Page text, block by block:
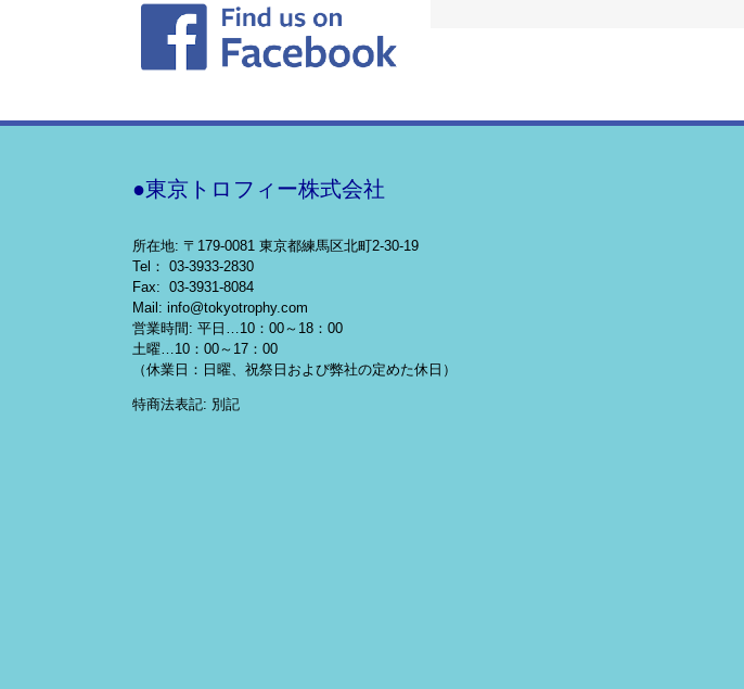
●東京トロフィー株式会社
所在地: 〒179-0081 東京都練馬区北町2-30-19
Tel： 03-3933-2830
Fax: 03-3931-8084
Mail: info@tokyotrophy.com
営業時間: 平日…10：00～18：00
土曜…10：00～17：00
（休業日：日曜、祝祭日および弊社の定めた休日）
特商法表記: 別記